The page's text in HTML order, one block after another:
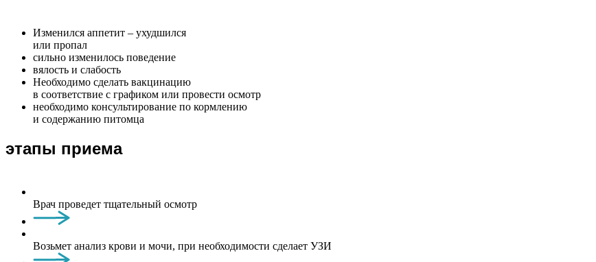
Изменился аппетит – ухудшился
или пропал
сильно изменилось поведение
вялость и слабость
Необходимо сделать вакцинацию
в соответствие с графиком или провести осмотр
необходимо консультирование по кормлению
и содержанию питомца
этапы приема
Врач проведет тщательный осмотр
Возьмет анализ крови и мочи, при необходимости сделает УЗИ